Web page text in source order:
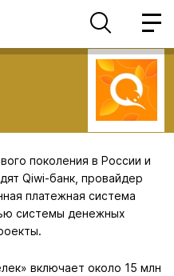
поколения в России и
Qiwi-банк, провайдер
платежная система
системы денежных
включает около 15 млн